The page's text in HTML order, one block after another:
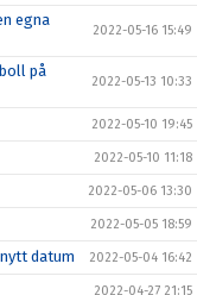
egna
2022-05-16 15:49
på
2022-05-13 10:33
2022-05-10 19:45
2022-05-10 11:18
2022-05-06 13:30
2022-05-05 18:59
datum 2022-05-04 16:42
2022-04-27 21:15